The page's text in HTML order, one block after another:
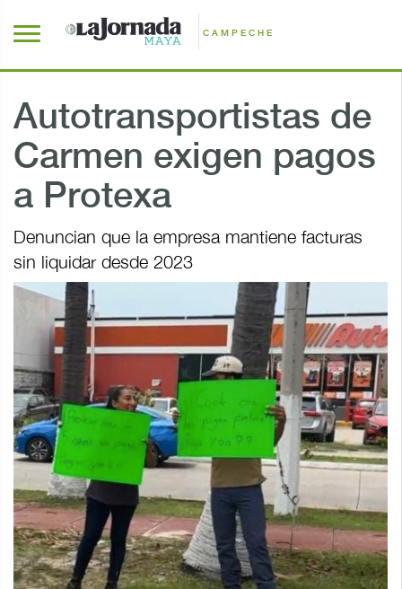
CAMPECHE
Autotransportistas de
Carmen exigen pagos
a Protexa
Denuncian que la empresa mantiene facturas
sin liquidar desde 2023